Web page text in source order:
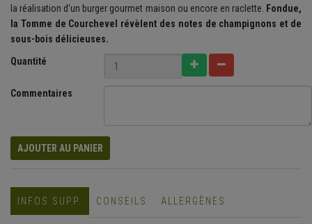
la réalisation d'un burger gourmet maison ou encore en raclette. Fondue,
la Tomme de Courchevel révèlent des notes de champignons et de
sous-bois délicieuses.
Quantité
Commentaires
AJOUTER AU PANIER
INFOS SUPP. CONSEILS ALLERGÈNES